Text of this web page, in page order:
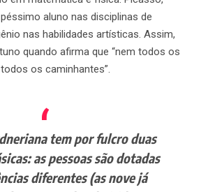
aluno nas disciplinas de
nas habilidades artísticas. Assim,
quando afirma que “nem todos os
os caminhantes”.
tem por fulcro duas
as pessoas são dotadas
diferentes (as nove já